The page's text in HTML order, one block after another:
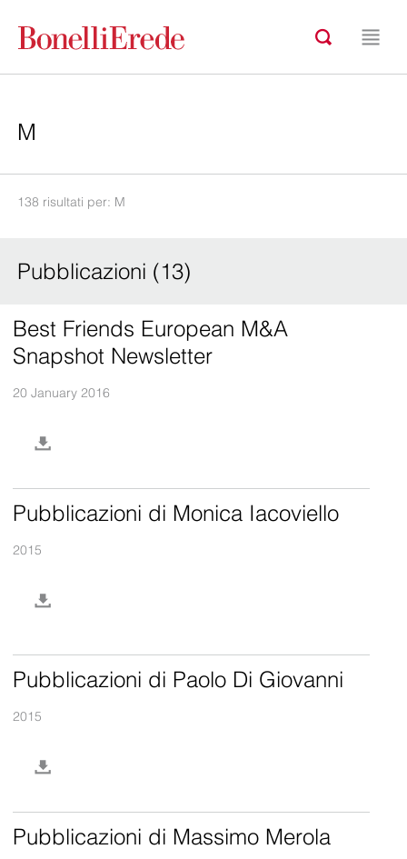
138 risultati per: M
Pubblicazioni (13)
Best Friends European M&A
Snapshot Newsletter
20 January 2016
Pubblicazioni di Monica Iacoviello
2015
Pubblicazioni di Paolo Di Giovanni
2015
Pubblicazioni di Massimo Merola